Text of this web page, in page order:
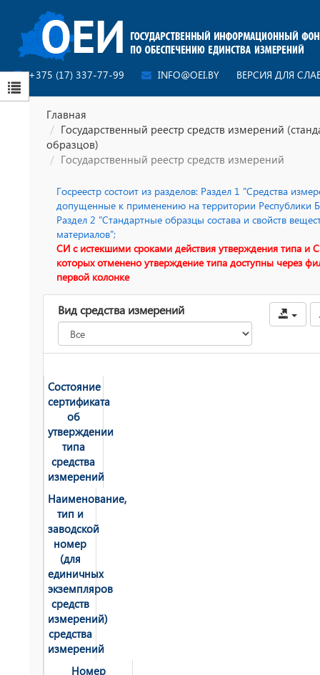
+375 (17) 337-77-99 INFO@OEI.BY ВЕРСИЯ ДЛЯ
Главная
Государственный реестр средств измерений
образцов)
Государственный реестр средств измерений
Госреестр состоит из разделов: Раздел 1 "Средства
допущенные к применению на территории Республики
Раздел 2 "Стандартные образцы состава и свойств
материалов";
СИ с истекшими сроками действия утверждения типа и
которых отменено утверждение типа доступны через
первой колонке
Вид средства измерений
Состояние
сертификата
об
утверждении
типа
средства
измерений
Наименование,
тип и
заводской
номер
(для
единичных
экземпляров
средств
измерений)
средства
измерений
Номер